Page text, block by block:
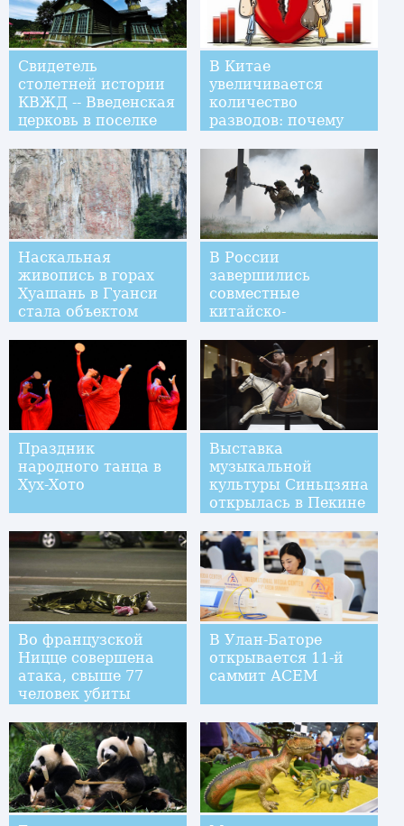
Свидетель
столетней истории
КВЖД -- Введенская
церковь в поселке
Ханьдаохэцзы
В Китае
увеличивается
количество
разводов: почему
Наскальная
живопись в горах
Хуашань в Гуанси
стала объектом
наследия ЮНЕСКО
В России
завершились
совместные
китайско-
антитеррористические
учения
Праздник
народного танца в
Хух-Хото
Выставка
музыкальной
культуры Синьцзяна
открылась в Пекине
Во французской
Ницце совершена
атака, свыше 77
человек убиты
В Улан-Баторе
открывается 11-й
саммит АСЕМ